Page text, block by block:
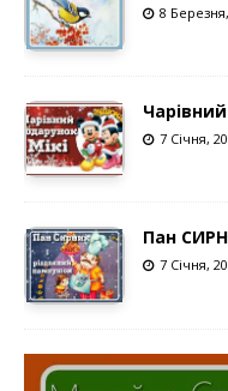
8
7 Січня,
Пан
7 Січня,